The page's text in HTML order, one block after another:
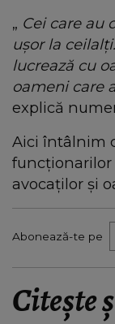
„ Cei care au
ușor la
lucrează cu
oameni care
explică
Aici întâlnim
funcționarilor
avocaților și
Abonează-te pe
Citește